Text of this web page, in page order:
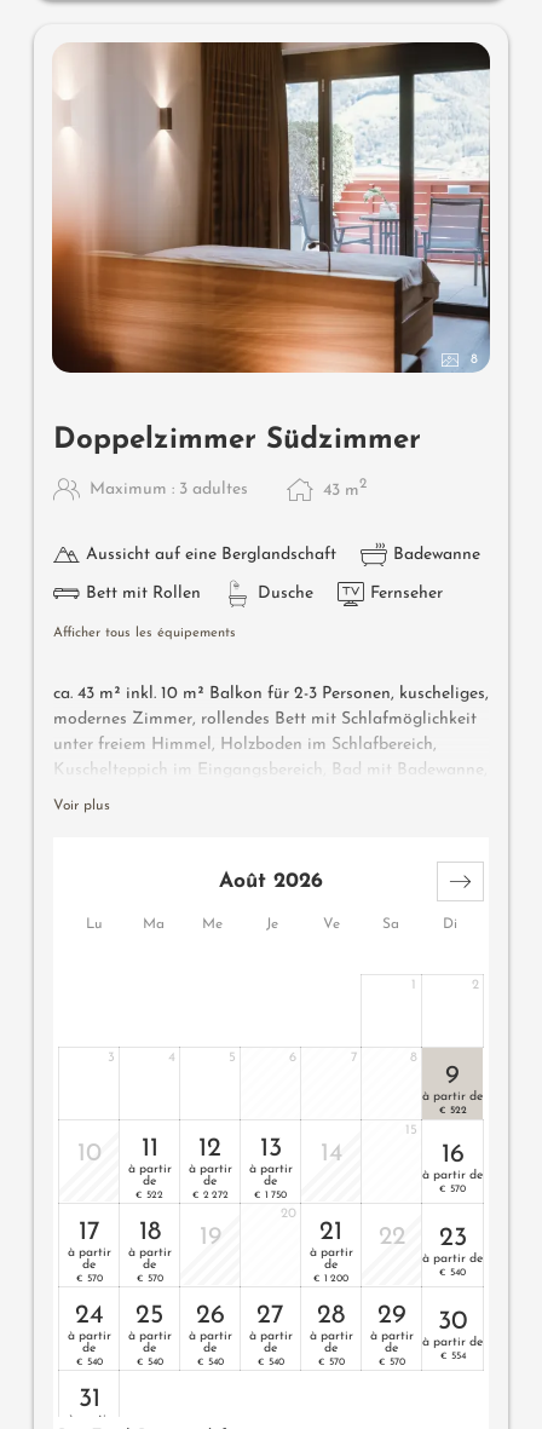
8
Doppelzimmer Südzimmer
Maximum : 3 adultes 43 m2
Aussicht auf eine Berglandschaft Badewanne
Bett mit Rollen Dusche Fernseher
Afficher tous les équipements
ca. 43 m² inkl. 10 m² Balkon für 2-3 Personen, kuscheliges,
modernes Zimmer, rollendes Bett mit Schlafmöglichkeit
unter freiem Himmel, Holzboden im Schlafbereich,
Kuschelteppich im Eingangsbereich, Bad mit Badewanne,
Dusche, Bidet, Flat-TV, gratis W-Lan, Minibar, Safe,
: Klimaanlage und Boxpringmatratze
Voir plus
Lu Ma Me Je Ve Sa Di
Août 2026
1 2
3 4 5 6 7 8
9
à partir de
€ 522
10 11
à partir
de
€ 522
12
à partir
de
€ 2 272
13
à partir
de
€ 1 750
14
15
16
à partir de
€ 570
17
à partir
de
€ 570
18
à partir
de
€ 570
19
20
21
à partir
de
€ 1 200
22 23
à partir de
€ 540
24
à partir
de
€ 540
25
à partir
de
€ 540
26
à partir
de
€ 540
27
à partir
de
€ 540
28
à partir
de
€ 570
29
à partir
de
€ 570
30
à partir de
€ 554
31
à partir